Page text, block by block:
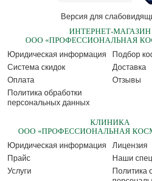
Версия для
ИНТЕРНЕТ-МАГАЗИН
ООО «ПРОФЕССИОНАЛЬНАЯ
Юридическая информация
Подбор
Cистема скидок
Доставка
Оплата
Отзывы
Политика обработки
персональных данных
КЛИНИКА
ООО «ПРОФЕССИОНАЛЬНАЯ
Юридическая информация
Лицензия
Прайс
Наши
Услуги
Политика